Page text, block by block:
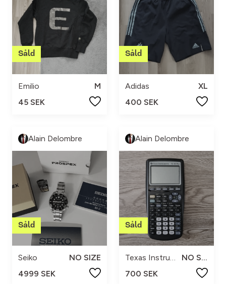
Emilio
M
45 SEK
Adidas
XL
400 SEK
Alain Delombre
Seiko
NO SIZE
4999 SEK
Alain Delombre
Texas Instruments
NO SIZE
700 SEK